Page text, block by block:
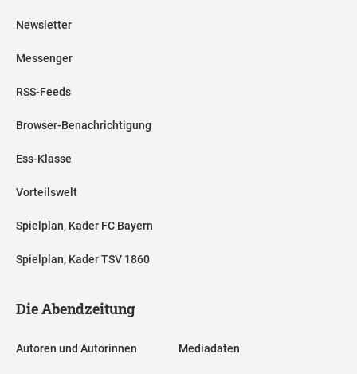
Newsletter
Messenger
RSS-Feeds
Browser-Benachrichtigung
Ess-Klasse
Vorteilswelt
Spielplan, Kader FC Bayern
Spielplan, Kader TSV 1860
Die Abendzeitung
Autoren und Autorinnen Mediadaten